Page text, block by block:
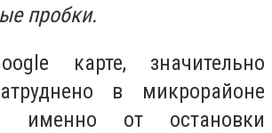
пробки.
карте, значительно
в микрорайоне
именно от остановки